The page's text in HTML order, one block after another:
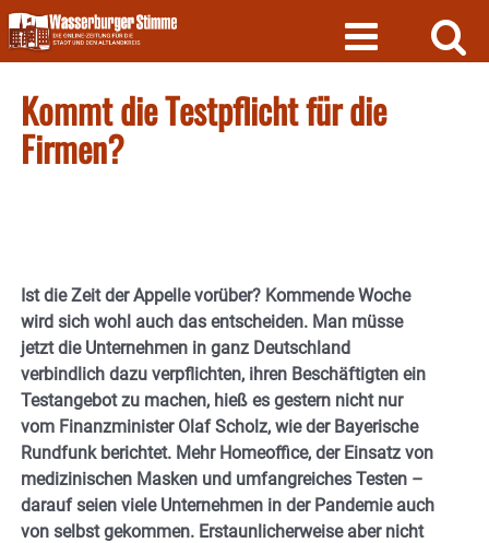
Skip
to
content
Kommt die Testpflicht für die
Firmen?
Ist die Zeit der Appelle vorüber? Kommende Woche
wird sich wohl auch das entscheiden. Man müsse
jetzt die Unternehmen in ganz Deutschland
verbindlich dazu verpflichten, ihren Beschäftigten ein
Testangebot zu machen, hieß es gestern nicht nur
vom Finanzminister Olaf Scholz, wie der Bayerische
Rundfunk berichtet. Mehr Homeoffice, der Einsatz von
medizinischen Masken und umfangreiches Testen –
darauf seien viele Unternehmen in der Pandemie auch
von selbst gekommen. Erstaunlicherweise aber nicht